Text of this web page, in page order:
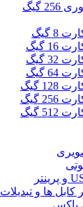
گیگ
8 گیگ
گیگ
گیگ
گیگ
گیگ
گیگ
گیگ
کابل ها و تبدیلات
باکس